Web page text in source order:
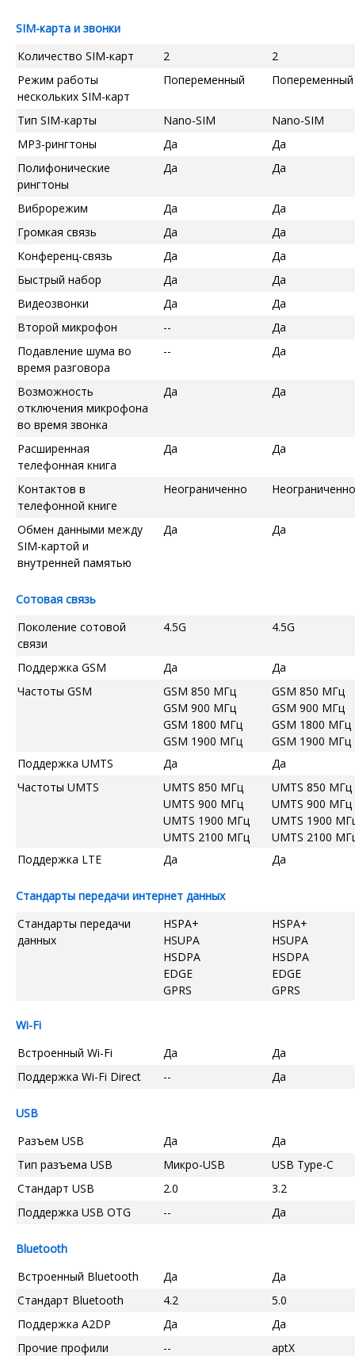
SIM-карта и звонки
Количество SIM-карт
2
2
Режим работы
нескольких SIM-карт
Попеременный Попеременный
Тип SIM-карты Nano-SIM
Nano-SIM
MP3-рингтоны
Да
Да
Полифонические
рингтоны
Да Да
Виброрежим Да
Да
Громкая связь
Да
Да
Конференц-связь
Да
Да
Быстрый набор
Да
Да
Видеозвонки
Да
Да
Второй микрофон
--
Да
Подавление шума во
время разговора
-- Да
Возможность
отключения микрофона
во время звонка
Да Да
Расширенная
телефонная книга
Да Да
Контактов в
телефонной книге
Неограниченно Неограниченно
Обмен данными между
SIM-картой и
внутренней памятью
Да Да
Сотовая связь
Поколение сотовой
связи
4.5G 4.5G
Поддержка GSM Да
Да
Частоты GSM
GSM 850 МГц
GSM 900 МГц
GSM 1800 МГц
GSM 1900 МГц
GSM 850 МГц
GSM 900 МГц
GSM 1800 МГц
GSM 1900 МГц
Поддержка UMTS
Да
Да
Частоты UMTS
UMTS 850 МГц
UMTS 900 МГц
UMTS 1900 МГц
UMTS 2100 МГц
UMTS 850 МГц
UMTS 900 МГц
UMTS 1900
UMTS 2100
Поддержка LTE
Да Да
Стандарты передачи интернет данных
Стандарты передачи
данных
HSPA+
HSUPA
HSDPA
EDGE
GPRS
HSPA+
HSUPA
HSDPA
EDGE
GPRS
Wi-Fi
Встроенный Wi-Fi
Да
Да
Поддержка Wi-Fi Direct
-- Да
USB
Разъем USB
Да
Да
Тип разъема USB
Микро-USB
USB Type-C
Стандарт USB
2.0
3.2
Поддержка USB OTG
-- Да
Bluetooth
Встроенный Bluetooth
Да
Да
Стандарт Bluetooth
4.2
5.0
Поддержка A2DP
Да
Да
Прочие профили
-- aptX